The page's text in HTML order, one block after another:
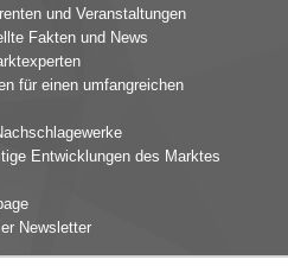
und Veranstaltungen
Fakten und News
für einen umfangreichen
Entwicklungen des Marktes
Newsletter